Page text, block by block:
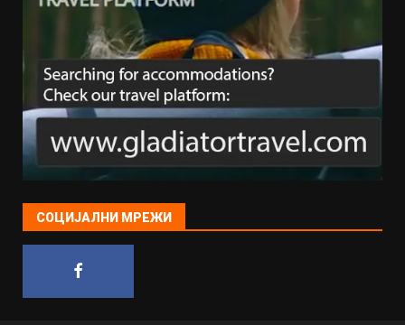
СОЦИЈАЛНИ МРЕЖИ